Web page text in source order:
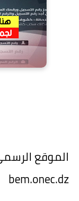
bem.onec.dz